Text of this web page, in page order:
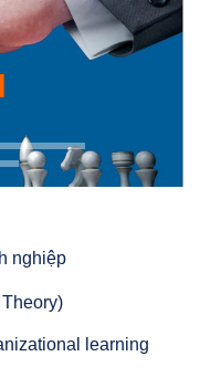
nghiệp
learning